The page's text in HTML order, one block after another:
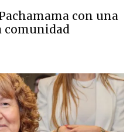
con una
comunidad